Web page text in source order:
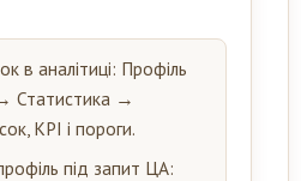
в аналітиці: Профіль
Статистика →
KPI і пороги.
під запит ЦА: